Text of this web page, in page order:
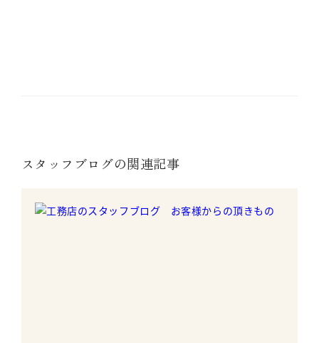
スタッフブログの関連記事